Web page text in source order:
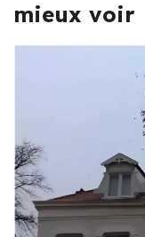
mieux voir